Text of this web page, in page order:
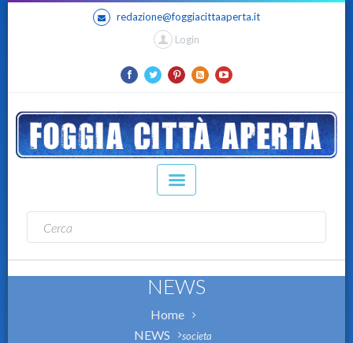
redazione@foggiacittaaperta.it
Login
NEWS
Home
NEWS
societa